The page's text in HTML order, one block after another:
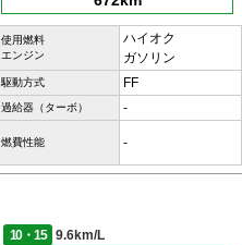
使用燃料
エンジン
ハイオク
ガソリン
駆動方式 FF
過給器（ターボ） -
燃費性能 -
10・15
9.6km/L